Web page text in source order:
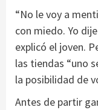
“No le voy a
con miedo. Yo
explicó el joven.
las tiendas “uno
la posibilidad de
Antes de partir